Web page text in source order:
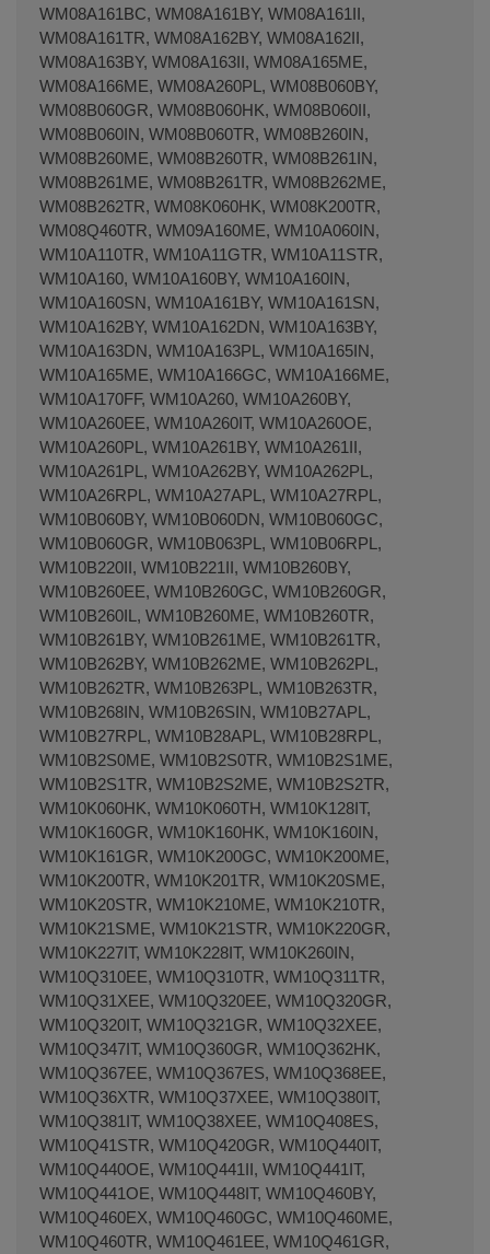
WM08A161BC, WM08A161BY, WM08A161II,
WM08A161TR, WM08A162BY, WM08A162II,
WM08A163BY, WM08A163II, WM08A165ME,
WM08A166ME, WM08A260PL, WM08B060BY,
WM08B060GR, WM08B060HK, WM08B060II,
WM08B060IN, WM08B060TR, WM08B260IN,
WM08B260ME, WM08B260TR, WM08B261IN,
WM08B261ME, WM08B261TR, WM08B262ME,
WM08B262TR, WM08K060HK, WM08K200TR,
WM08Q460TR, WM09A160ME, WM10A060IN,
WM10A110TR, WM10A11GTR, WM10A11STR,
WM10A160, WM10A160BY, WM10A160IN,
WM10A160SN, WM10A161BY, WM10A161SN,
WM10A162BY, WM10A162DN, WM10A163BY,
WM10A163DN, WM10A163PL, WM10A165IN,
WM10A165ME, WM10A166GC, WM10A166ME,
WM10A170FF, WM10A260, WM10A260BY,
WM10A260EE, WM10A260IT, WM10A260OE,
WM10A260PL, WM10A261BY, WM10A261II,
WM10A261PL, WM10A262BY, WM10A262PL,
WM10A26RPL, WM10A27APL, WM10A27RPL,
WM10B060BY, WM10B060DN, WM10B060GC,
WM10B060GR, WM10B063PL, WM10B06RPL,
WM10B220II, WM10B221II, WM10B260BY,
WM10B260EE, WM10B260GC, WM10B260GR,
WM10B260IL, WM10B260ME, WM10B260TR,
WM10B261BY, WM10B261ME, WM10B261TR,
WM10B262BY, WM10B262ME, WM10B262PL,
WM10B262TR, WM10B263PL, WM10B263TR,
WM10B268IN, WM10B26SIN, WM10B27APL,
WM10B27RPL, WM10B28APL, WM10B28RPL,
WM10B2S0ME, WM10B2S0TR, WM10B2S1ME,
WM10B2S1TR, WM10B2S2ME, WM10B2S2TR,
WM10K060HK, WM10K060TH, WM10K128IT,
WM10K160GR, WM10K160HK, WM10K160IN,
WM10K161GR, WM10K200GC, WM10K200ME,
WM10K200TR, WM10K201TR, WM10K20SME,
WM10K20STR, WM10K210ME, WM10K210TR,
WM10K21SME, WM10K21STR, WM10K220GR,
WM10K227IT, WM10K228IT, WM10K260IN,
WM10Q310EE, WM10Q310TR, WM10Q311TR,
WM10Q31XEE, WM10Q320EE, WM10Q320GR,
WM10Q320IT, WM10Q321GR, WM10Q32XEE,
WM10Q347IT, WM10Q360GR, WM10Q362HK,
WM10Q367EE, WM10Q367ES, WM10Q368EE,
WM10Q36XTR, WM10Q37XEE, WM10Q380IT,
WM10Q381IT, WM10Q38XEE, WM10Q408ES,
WM10Q41STR, WM10Q420GR, WM10Q440IT,
WM10Q440OE, WM10Q441II, WM10Q441IT,
WM10Q441OE, WM10Q448IT, WM10Q460BY,
WM10Q460EX, WM10Q460GC, WM10Q460ME,
WM10Q460TR, WM10Q461EE, WM10Q461GR,